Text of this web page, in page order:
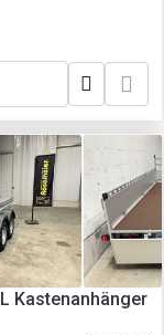
Kastenanhänger